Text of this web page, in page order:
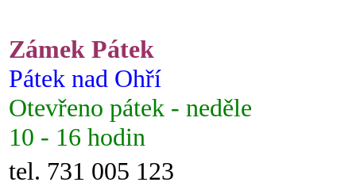
Zámek Pátek
Pátek nad Ohří
Otevřeno pátek - neděle
10 - 16 hodin
tel. 731 005 123